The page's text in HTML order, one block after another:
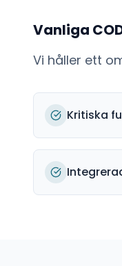
Vanliga
Vi håller ett
Kritiska